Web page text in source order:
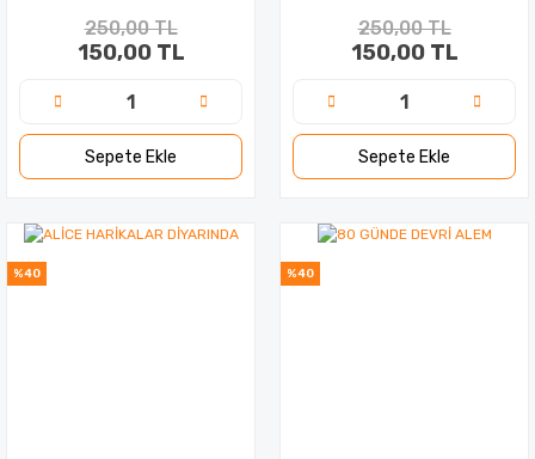
250,00 TL
150,00 TL
Sepete Ekle
250,00 TL
150,00 TL
Sepete Ekle
%40 %40